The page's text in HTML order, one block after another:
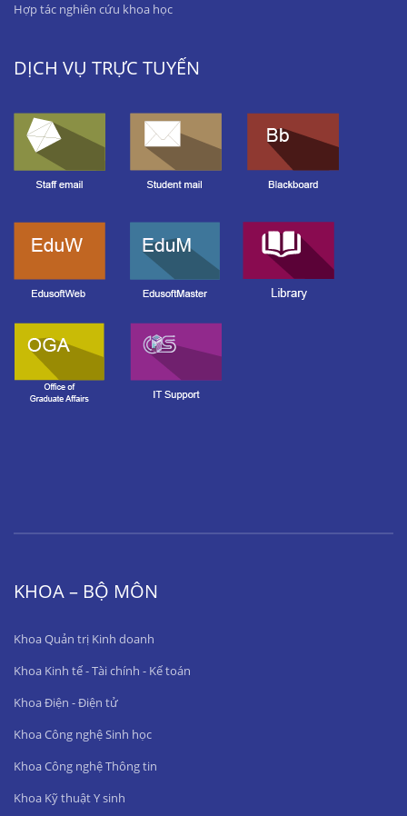
Hợp tác nghiên cứu khoa học
DỊCH VỤ TRỰC TUYẾN
KHOA – BỘ MÔN
Khoa Quản trị Kinh doanh
Khoa Kinh tế - Tài chính - Kế toán
Khoa Điện - Điện tử
Khoa Công nghệ Sinh học
Khoa Công nghệ Thông tin
Khoa Kỹ thuật Y sinh